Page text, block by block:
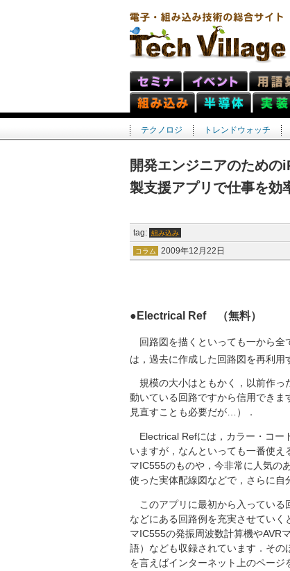
テクノロジ トレンドウォッチ
開発エンジニアのため
製支援アプリで仕事を効
tag: 組み込み
コラム 2009年12月22日
●Electrical Ref （無料）
回路図を描くといっても一から全
は，過去に作成した回路図を再利用
規模の大小はともかく，以前作っ
動いている回路ですから信用できま
見直すことも必要だが…）．
Electrical Refには，カラー・コー
いますが，なんといっても一番使
マIC555のものや，今非常に人気の
使った実体配線図などで，さらに自
このアプリに最初から入っている
などにある回路例を充実させてい
マIC555の発振周波数計算機やAVR
語）なども収録されています．そ
を言えばインターネット上のペー